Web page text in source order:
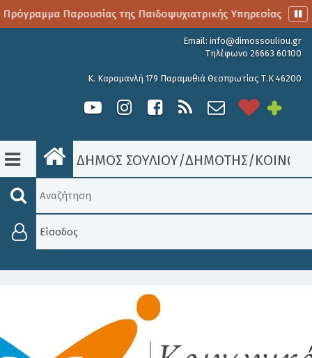
Παρουσίας της Παιδοψυχιατρικής Υπηρεσίας
Email: info@dimossouliou.gr
Τηλέφωνο 26663 60100
Κ. Καραμανλή 179 Παραμυθιά Θεσπρωτίας Τ.Κ 46200
ΔΗΜΟΣ ΣΟΥΛΙΟΥ/ΔΗΜΟΤΗΣ/
Είσοδος